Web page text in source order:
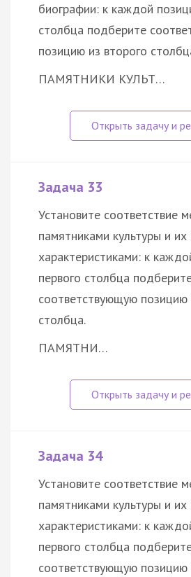
биографии: к каждой
столбца подберите
позицию из второго
ПАМЯТНИКИ КУЛЬТ…
Задача 33
Установите соответствие
памятниками культуры и их
характеристиками: к
первого столбца
соответствующую позицию
столбца.
ПАМЯТНИ…
Задача 34
Установите соответствие
памятниками культуры и их
характеристиками: к
первого столбца
соответствующую позицию